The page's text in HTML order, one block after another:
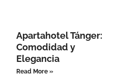
Apartahotel Tánger:
Comodidad y
Elegancia
Read More »